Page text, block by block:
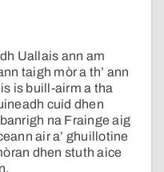
Uallais ann am
taigh mòr a th’ ann
is buill-airm a tha
cuid dhen
na Frainge aig
air a’ ghuillotine
dhen stuth aice